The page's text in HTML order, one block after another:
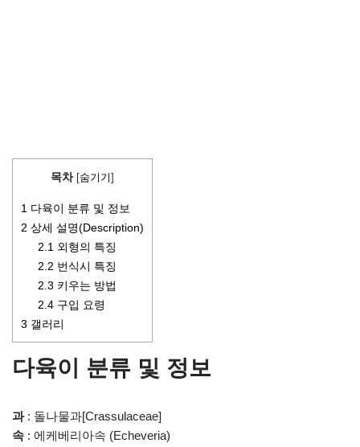
목차 [숨기기]
1 다육이 분류 및 정보
2 상세 설명(Description)
2.1 외형의 특징
2.2 번식시 특징
2.3 키우는 방법
2.4 구입 요령
3 갤러리
다육이 분류 및 정보
과: 돌나물과[Crassulaceae]
속 : 에케베리아속 (Echeveria)